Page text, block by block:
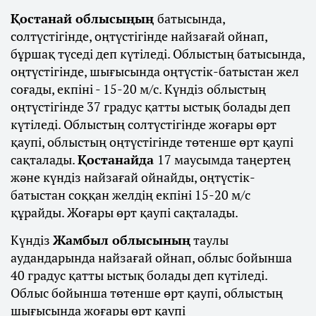
Қостанай облысыңың батысында,
солтүстігінде, оңтүстігінде найзағай ойнап,
бұршақ түседі деп күтіледі. Облыстың батысында,
оңтүстігінде, шығысында оңтүстік-батыстан жел
соғады, екпіні - 15-20 м/с. Күндіз облыстың
оңтүстігінде 37 градус қатты ыстық болады деп
күтіледі. Облыстың солтүстігінде жоғары өрт
қаупі, облыстың оңтүстігінде төтенше өрт қаупі
сақталады.Қостанайда 17 маусымда таңертең
және күндіз найзағай ойнайды, оңтүстік-
батыстан соққан желдің екпіні 15-20 м/с
құрайды. Жоғары өрт қаупі сақталады.
Күндіз Жамбыл облысыныңтаулы
аудандарында найзағай ойнап, облыс бойынша
40 градус қатты ыстық болады деп күтіледі.
Облыс бойынша төтенше өрт қаупі, облыстың
шығысында жоғары өрт қаупі